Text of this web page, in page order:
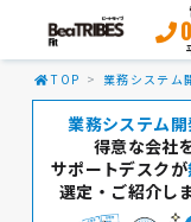
TOP 業務システム
業務システム開
得意な会社
サポートデスクが
選定・ご紹介し